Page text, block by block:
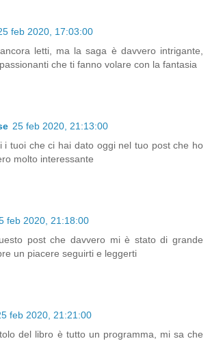
feb 2020, 17:03:00
letti, ma la saga è davvero intrigante,
che ti fanno volare con la fantasia
25 feb 2020, 21:13:00
i tuoi che ci hai dato oggi nel tuo post che ho
molto interessante
feb 2020, 21:18:00
post che davvero mi è stato di grande
un piacere seguirti e leggerti
feb 2020, 21:21:00
del libro è tutto un programma, mi sa che